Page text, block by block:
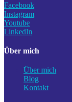
Facebook
Instagram
Youtube
LinkedIn
Über mich
Über mich
Blog
Kontakt